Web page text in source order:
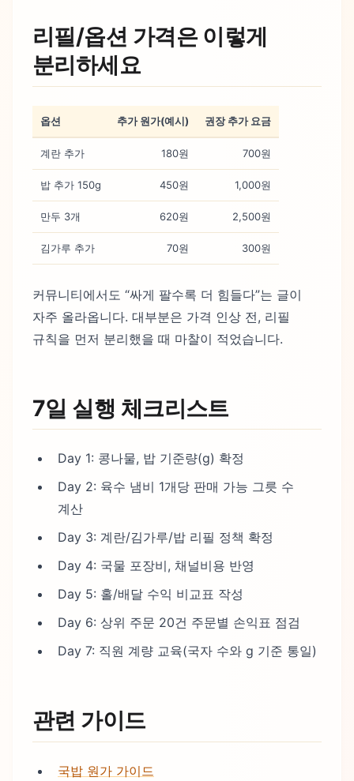
리필/옵션 가격은 이렇게
분리하세요
옵션 추가 원가(예시) 권장 추가 요금
계란 추가 180원 700원
밥 추가 150g 450원 1,000원
만두 3개 620원 2,500원
김가루 추가 70원 300원
커뮤니티에서도 “싸게 팔수록 더 힘들다”는 글이
자주 올라옵니다. 대부분은 가격 인상 전, 리필
규칙을 먼저 분리했을 때 마찰이 적었습니다.
7일 실행 체크리스트
Day 1: 콩나물, 밥 기준량(g) 확정
Day 2: 육수 냄비 1개당 판매 가능 그릇 수
계산
Day 3: 계란/김가루/밥 리필 정책 확정
Day 4: 국물 포장비, 채널비용 반영
Day 5: 홀/배달 수익 비교표 작성
Day 6: 상위 주문 20건 주문별 손익표 점검
Day 7: 직원 계량 교육(국자 수와 g 기준 통일)
관련 가이드
국밥 원가 가이드